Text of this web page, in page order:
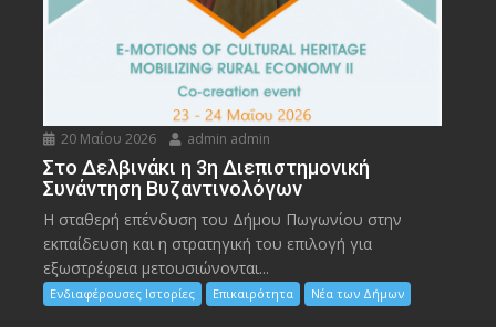
20 Μαΐου 2026 admin admin
Στο Δελβινάκι η 3η Διεπιστημονική
Συνάντηση Βυζαντινολόγων
Η σταθερή επένδυση του Δήμου Πωγωνίου στην
εκπαίδευση και η στρατηγική του επιλογή για
εξωστρέφεια μετουσιώνονται...
Ενδιαφέρουσες Ιστορίες Επικαιρότητα Νέα των Δήμων